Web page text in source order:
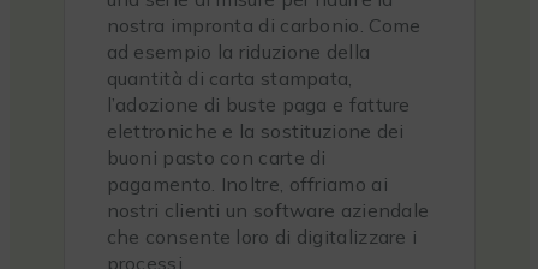
nostra impronta di carbonio. Come
ad esempio la riduzione della
quantità di carta stampata,
l’adozione di buste paga e fatture
elettroniche e la sostituzione dei
buoni pasto con carte di
pagamento. Inoltre, offriamo ai
nostri clienti un software aziendale
che consente loro di digitalizzare i
processi.